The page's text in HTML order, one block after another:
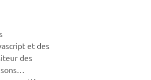
Découvrez en exclusivité les dernières offres,
spéciaux, les nouveautés et bien plus encore
et des
des